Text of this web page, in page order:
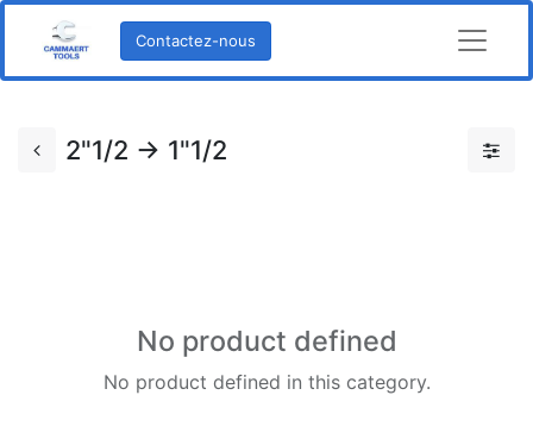
Contactez-nous
2"1/2 -> 1"1/2
No product defined
No product defined in this category.